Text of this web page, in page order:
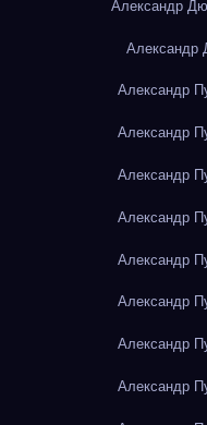
Александр
Александр
Александр
Александр
Александр
Александр
Александр
Александр
Александр
Александр